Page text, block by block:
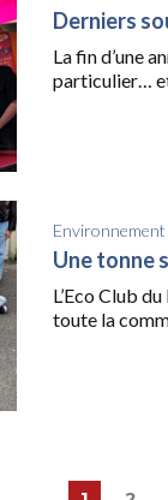
Derniers
La fin d’une
particulier…
Environnement
Une tonne
L’Eco Club
toute la